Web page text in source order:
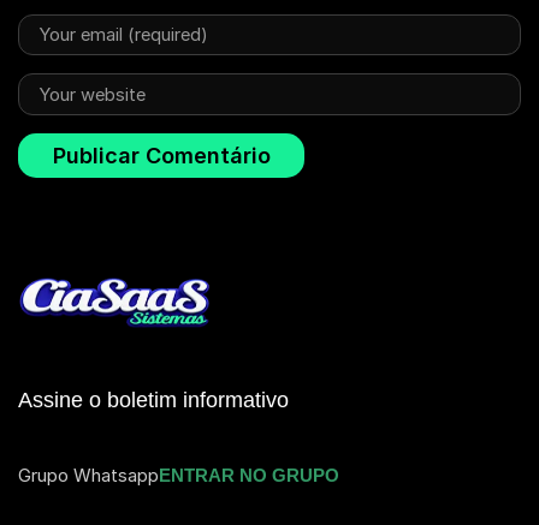
Assine o boletim informativo
Grupo Whatsapp ENTRAR NO GRUPO